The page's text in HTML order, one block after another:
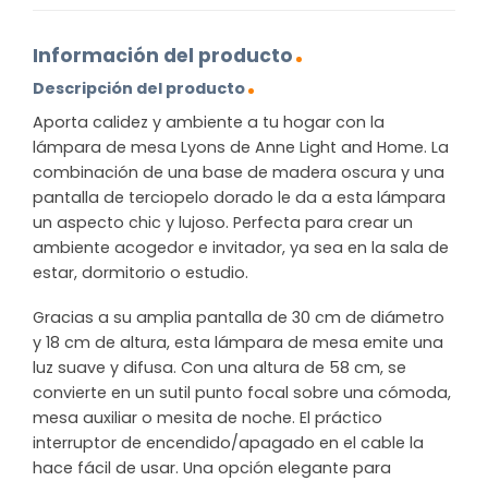
Información del producto
Descripción del producto
Aporta calidez y ambiente a tu hogar con la
lámpara de mesa Lyons de Anne Light and Home. La
combinación de una base de madera oscura y una
pantalla de terciopelo dorado le da a esta lámpara
un aspecto chic y lujoso. Perfecta para crear un
ambiente acogedor e invitador, ya sea en la sala de
estar, dormitorio o estudio.
Gracias a su amplia pantalla de 30 cm de diámetro
y 18 cm de altura, esta lámpara de mesa emite una
luz suave y difusa. Con una altura de 58 cm, se
convierte en un sutil punto focal sobre una cómoda,
mesa auxiliar o mesita de noche. El práctico
interruptor de encendido/apagado en el cable la
hace fácil de usar. Una opción elegante para